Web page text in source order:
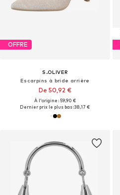
OFFRE
S.OLIVER
Escarpins à bride arrière
De 50,92 €
À l'origine : 59,90 €
Dernier prix le plus bas :38,17 €